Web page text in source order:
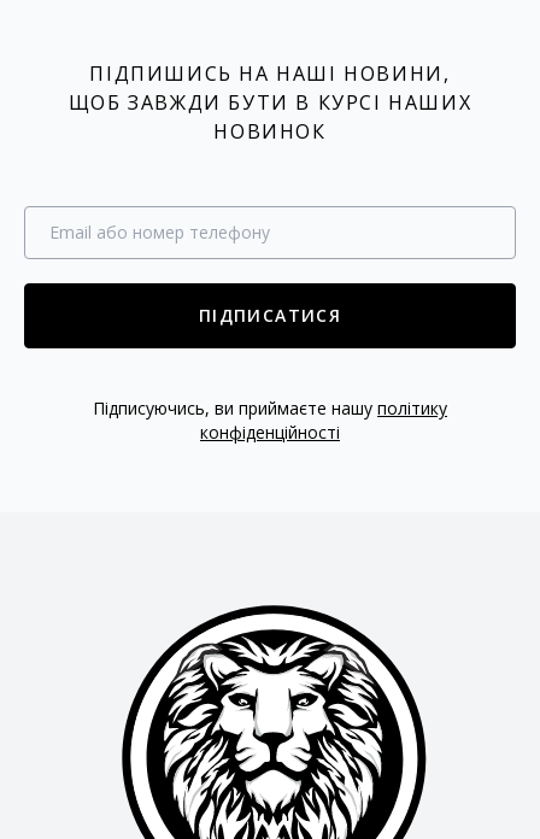
ПІДПИШИСЬ НА НАШІ НОВИНИ,
ЩОБ ЗАВЖДИ БУТИ В КУРСІ НАШИХ
НОВИНОК
ПІДПИСАТИСЯ
Підписуючись, ви приймаєте нашу політику
конфіденційності